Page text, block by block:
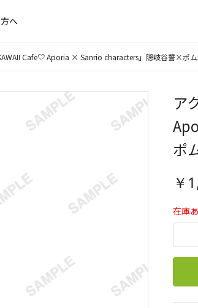
へ
Cafe♡ Aporia × Sanrio characters」隠岐谷誓×ポム
ア
ポ
￥
在庫